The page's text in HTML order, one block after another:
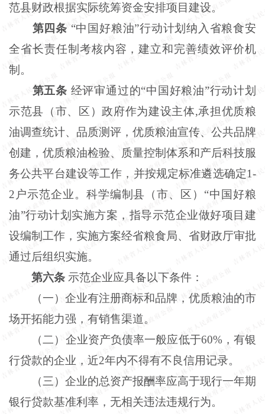
范县财政根据实际统筹资金安排项目建设。
第四条 “中国好粮油”行动计划纳入省粮食安
全省长责任制考核内容，建立和完善绩效评价机
制。
第五条 经评审通过的“中国好粮油”行动计划
示范县（市、区）政府作为建设主体,承担优质粮
油调查统计、品质测评，优质粮油宣传、公共品牌
创建，优质粮油检验、质量控制体系和产后科技服
务公共平台建设等工作，并按规定标准遴选确定1-
2户示范企业。科学编制县（市、区）“中国好粮
油”行动计划实施方案，指导示范企业做好项目建
设编制工作，实施方案经省粮食局、省财政厅审批
通过后组织实施。
第六条 示范企业应具备以下条件：
（一）企业有注册商标和品牌，优质粮油的市
场开拓能力强，有销售渠道。
（二）企业资产负债率一般应低于60%，有银
行贷款的企业，近2年内不得有不良信用记录。
（三）企业的总资产报酬率应高于现行一年期
银行贷款基准利率，无相关违法违规行为。